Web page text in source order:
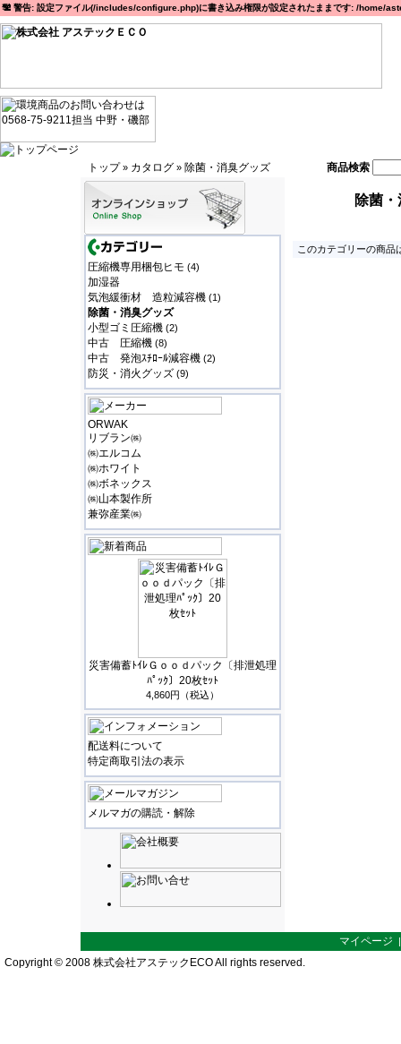
警告: 設定ファイル(/includes/configure.php)に書き込み権限が設定されたままです: /
トップ» カタログ » 除菌・消臭グッズ 商品検索
圧縮機専用梱包ヒモ (4)
加湿器
気泡緩衝材 造粒減容機 (1)
除菌・消臭グッズ
小型ゴミ圧縮機 (2)
中古 圧縮機 (8)
中古 発泡ｽﾁﾛｰﾙ減容機 (2)
防災・消火グッズ (9)
ORWAK
リブラン㈱
㈱エルコム
㈱ホワイト
㈱ボネックス
㈱山本製作所
兼弥産業㈱
災害備蓄ﾄｲﾚＧｏｏｄパック〔排泄処理
ﾊﾟｯｸ〕20枚ｾｯﾄ
4,860円（税込）
配送料について
特定商取引法の表示
メルマガの購読・解除
除菌
このカテゴリーの商品
マイページ
Copyright © 2008 株式会社アステックECO All rights reserved.